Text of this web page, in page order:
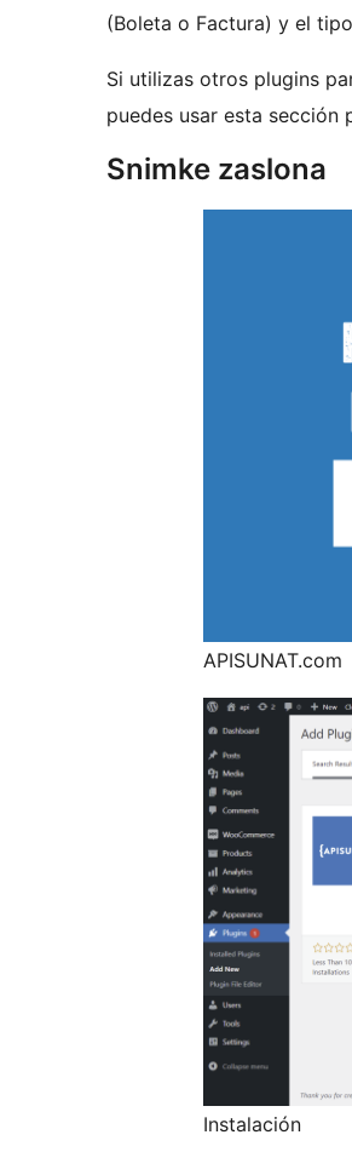
(Boleta o Factura) y el
Si utilizas otros plugins
puedes usar esta sección
Snimke zaslona
APISUNAT.com
Instalación